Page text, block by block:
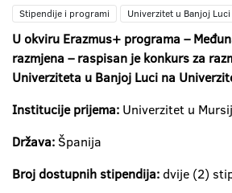
Stipendije i programi Univerzitet u Banjoj Luci
U okviru Erazmus+ programa –
razmjena – raspisan je konkurs za
Univerziteta u Banjoj Luci na
Institucije prijema: Univerzitet u
Država: Španija
Broj dostupnih stipendija: dvije (2)